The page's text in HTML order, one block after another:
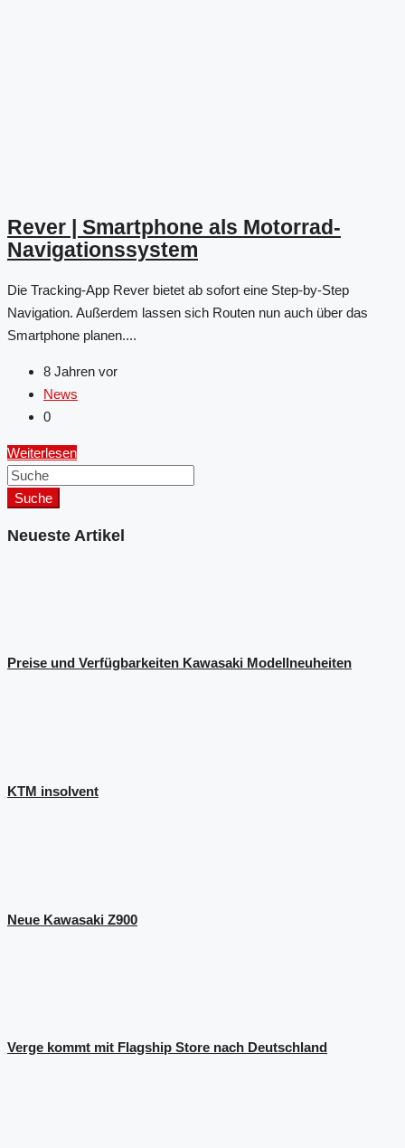
Rever | Smartphone als Motorrad-
Navigationssystem
Die Tracking-App Rever bietet ab sofort eine Step-by-Step
Navigation. Außerdem lassen sich Routen nun auch über das
Smartphone planen....
8 Jahren vor
News
0
Weiterlesen
Suche
Neueste Artikel
Preise und Verfügbarkeiten Kawasaki Modellneuheiten
KTM insolvent
Neue Kawasaki Z900
Verge kommt mit Flagship Store nach Deutschland